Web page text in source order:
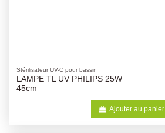
Stérilisateur UV-C pour bassin
LAMPE TL UV PHILIPS 25W
45cm
Ajouter au panier